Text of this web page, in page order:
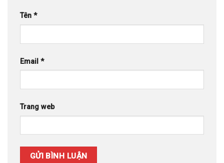
Tên *
Email *
Trang web